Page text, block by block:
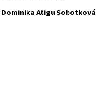
Dominika Atigu Sobotková